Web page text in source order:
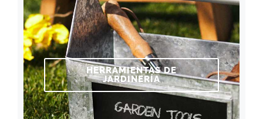
HERRAMIENTAS DE
JARDINERÍA